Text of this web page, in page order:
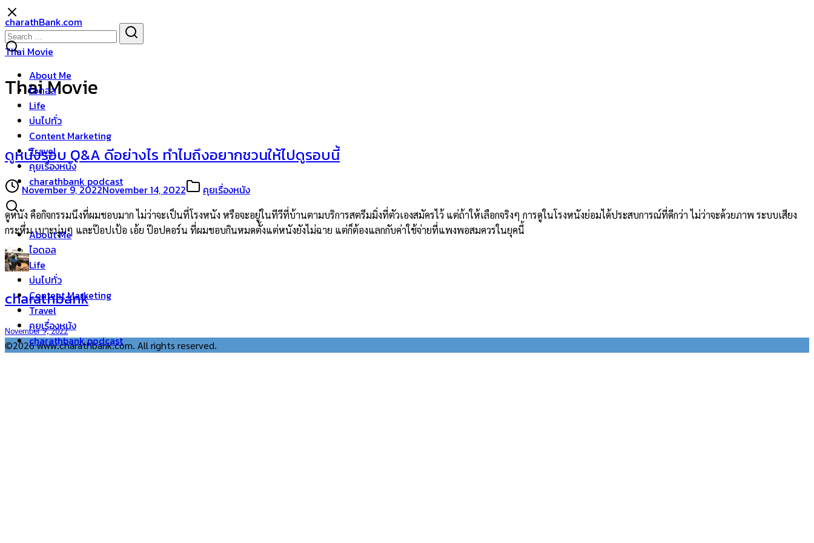
Skip
to
content
charathBank.com
About Me
ไอดอล
Life
บ่นไปทั่ว
Content Marketing
Travel
คุยเรื่องหนัง
charathbank podcast
About Me
ไอดอล
Life
บ่นไปทั่ว
Content Marketing
Travel
คุยเรื่องหนัง
charathbank podcast
Search
for:
Thai Movie
Thai Movie
ดูหนังรอบ Q&A ดีอย่างไร ทำไมถึงอยากชวนให้ไปดูรอบนี้
November 9, 2022November 14, 2022 คุยเรื่องหนัง
ดูหนัง คือกิจกรรมนึงที่ผมชอบมาก ไม่ว่าจะเป็นที่โรงหนัง หรือจะอยู่ในทีวีที่บ้านตามบริการสตรีมมิ่งที่ตัวเองสมัครไว้ แต่ถ้าให้เลือกจริงๆ การดูในโรงหนังย่อมได้ประสบการณ์ที่ดีกว่า ไม่ว่าจะด้วยภาพ ระบบเสียง
กระหึ่ม เบาะนุ่มๆ และป๊อปเป้อ เอ้ย ป๊อปคอร์น ที่ผมชอบกินหมดตั้งแต่หนังยังไม่ฉาย แต่ก็ต้องแลกกับค่าใช้จ่ายที่แพงพอสมควรในยุคนี้
charathbank
November 9, 2022
©2026 www.charathbank.com. All rights reserved.